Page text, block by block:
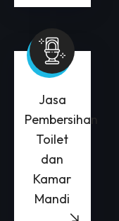
Jasa
Pembersihan
Toilet
dan
Kamar
Mandi